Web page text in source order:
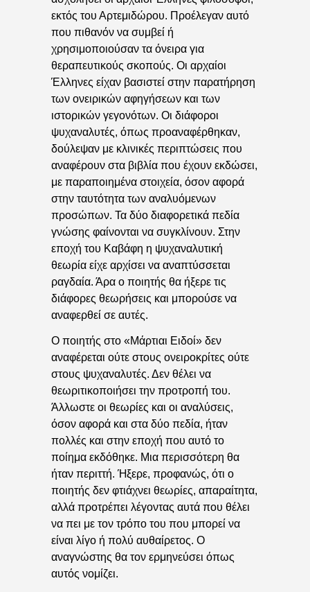
εκτός του Αρτεμιδώρου. Προέλεγαν αυτό
που πιθανόν να συμβεί ή
χρησιμοποιούσαν τα όνειρα για
θεραπευτικούς σκοπούς. Οι αρχαίοι
Έλληνες είχαν βασιστεί στην παρατήρηση
των ονειρικών αφηγήσεων και των
ιστορικών γεγονότων. Οι διάφοροι
ψυχαναλυτές, όπως προαναφέρθηκαν,
δούλεψαν με κλινικές περιπτώσεις που
αναφέρουν στα βιβλία που έχουν εκδώσει,
με παραποιημένα στοιχεία, όσον αφορά
στην ταυτότητα των αναλυόμενων
προσώπων. Τα δύο διαφορετικά πεδία
γνώσης φαίνονται να συγκλίνουν. Στην
εποχή του Καβάφη η ψυχαναλυτική
θεωρία είχε αρχίσει να αναπτύσσεται
ραγδαία. Άρα ο ποιητής θα ήξερε τις
διάφορες θεωρήσεις και μπορούσε να
αναφερθεί σε αυτές.
Ο ποιητής στο «Μάρτιαι Ειδοί» δεν
αναφέρεται ούτε στους ονειροκρίτες ούτε
στους ψυχαναλυτές. Δεν θέλει να
θεωριτικοποιήσει την προτροπή του.
Άλλωστε οι θεωρίες και οι αναλύσεις,
όσον αφορά και στα δύο πεδία, ήταν
πολλές και στην εποχή που αυτό το
ποίημα εκδόθηκε. Μια περισσότερη θα
ήταν περιττή. Ήξερε, προφανώς, ότι ο
ποιητής δεν φτιάχνει θεωρίες, απαραίτητα,
αλλά προτρέπει λέγοντας αυτά που θέλει
να πει με τον τρόπο του που μπορεί να
είναι λίγο ή πολύ αυθαίρετος. Ο
αναγνώστης θα τον ερμηνεύσει όπως
αυτός νομίζει.